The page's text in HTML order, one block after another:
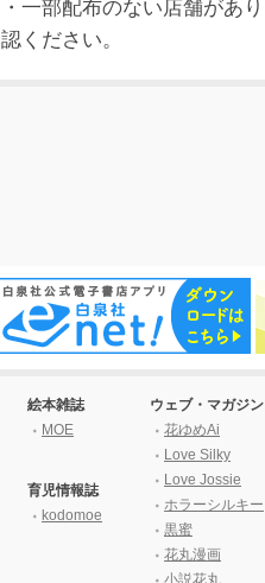
・一部配布のない店舗があ
認ください。
絵本雑誌
MOE
育児情報誌
kodomoe
ウェブ・マガジン
花ゆめAi
Love Silky
Love Jossie
ホラーシルキー
黒蜜
花丸漫画
小説花丸